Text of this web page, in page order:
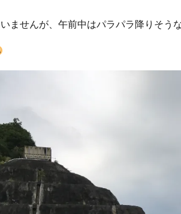
ませんが、午前中はパラパラ降りそう